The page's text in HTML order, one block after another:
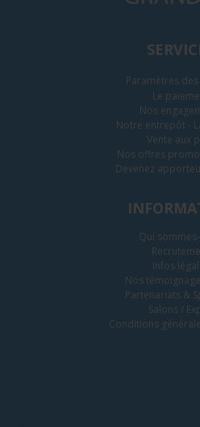
Paramètres
Le
Nos
Notre entrepôt -
Vente aux
Nos offres
Devenez
Qui
Infos
Nos
Partenariats &
Salons /
Conditions